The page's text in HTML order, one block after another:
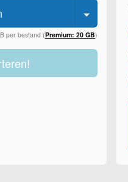
per bestand (Premium: 20 GB)